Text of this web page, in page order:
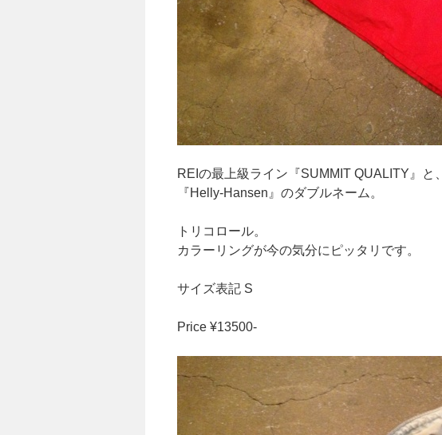
REIの最上級ライン『SUMMIT QUALITY』と、
『Helly-Hansen』のダブルネーム。
トリコロール。
カラーリングが今の気分にピッタリです。
サイズ表記 S
Price ¥13500-